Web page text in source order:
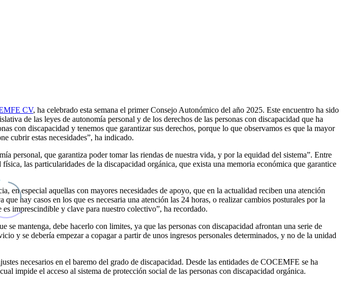
CV, ha celebrado esta semana el primer Consejo Autonómico del año 2025. Este encuentro ha sido
de las leyes de autonomía personal y de los derechos de las personas con discapacidad que ha
con discapacidad y tenemos que garantizar sus derechos, porque lo que observamos es que la mayor
cubrir estas necesidades”, ha indicado.
personal, que garantiza poder tomar las riendas de nuestra vida, y por la equidad del sistema”. Entre
las particularidades de la discapacidad orgánica, que exista una memoria económica que garantice
en especial aquellas con mayores necesidades de apoyo, que en la actualidad reciben una atención
hay casos en los que es necesaria una atención las 24 horas, o realizar cambios posturales por la
imprescindible y clave para nuestro colectivo”, ha recordado.
mantenga, debe hacerlo con limites, ya que las personas con discapacidad afrontan una serie de
y se debería empezar a copagar a partir de unos ingresos personales determinados, y no de la unidad
necesarios en el baremo del grado de discapacidad. Desde las entidades de COCEMFE se ha
impide el acceso al sistema de protección social de las personas con discapacidad orgánica.